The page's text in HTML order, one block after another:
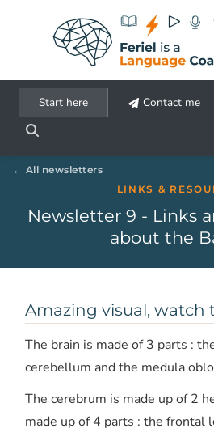
Start here Contact me
All newsletters
LINKS &
Newsletter 9 - Links
about the
Amazing visual, watch
The brain is made of 3 parts :
cerebellum and the medula
The cerebrum is made up of 2
made up of 4 parts : the